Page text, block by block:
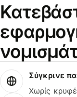
Σύγκρινε
Χωρίς